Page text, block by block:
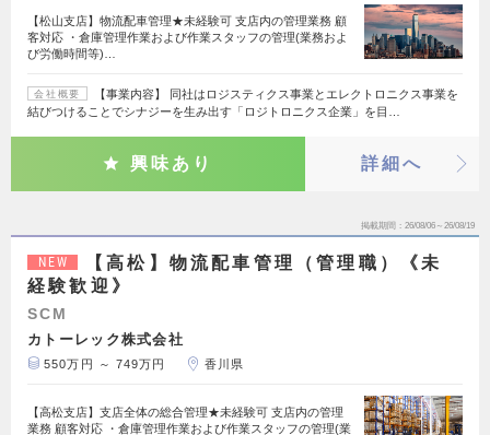
【松山支店】物流配車管理★未経験可 支店内の管理業務 顧
客対応 ・倉庫管理作業および作業スタッフの管理(業務およ
び労働時間等)…
会社概要
【事業内容】 同社はロジスティクス事業とエレクトロニクス事業を
結びつけることでシナジーを生み出す「ロジトロニクス企業」を目…
興味あり 詳細へ
掲載期間 26/08/06～26/08/19
NEW
【高松】物流配車管理（管理職）《未
経験歓迎》
SCM
カトーレック株式会社
550万円 ～ 749万円 香川県
【高松支店】支店全体の総合管理★未経験可 支店内の管理
業務 顧客対応 ・倉庫管理作業および作業スタッフの管理(業